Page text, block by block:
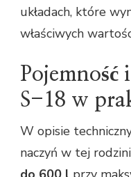
układach, które
właściwych
Pojemność
S-18 w
W opisie
naczyń w tej